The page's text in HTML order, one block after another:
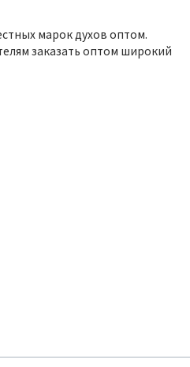
марок духов оптом.
заказать оптом широкий